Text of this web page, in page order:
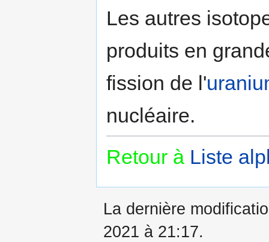
Les autres
produits en
fission de l'
nucléaire.
Retour à Liste
La dernière
2021 à 21:17.